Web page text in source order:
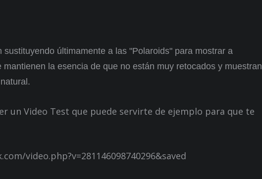
sustituyendo últimamente a las "Polaroids" para mostrar a
mantienen la esencia de que no están muy retocados y muestran
un Video Test que puede servirte de ejemplo para que te
video.php?v=281146098740296&saved